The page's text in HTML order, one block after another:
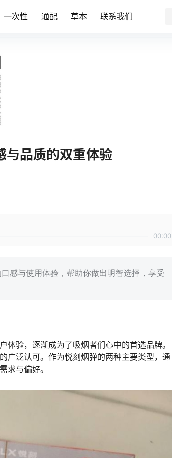
一次性 通配 草本 联系我们
与品质的双重体验
00:00
感与使用体验，帮助你做出明智选择，享受
验，逐渐成为了吸烟者们心中的首选品牌。
广泛认可。作为悦刻烟弹的两种主要类型，通
求与偏好。